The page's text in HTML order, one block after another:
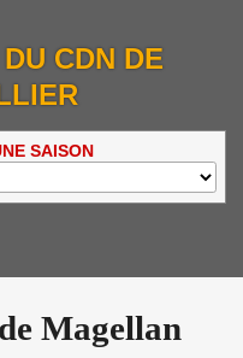
CDN DE
SAISON
Magellan